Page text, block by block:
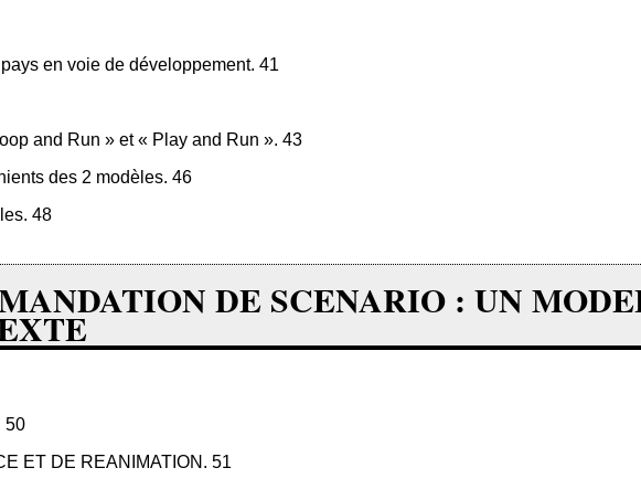
en voie de développement. 41
and Run » et « Play and Run ». 43
des 2 modèles. 46
48
DE SCENARIO : UN
50
ET DE REANIMATION. 51